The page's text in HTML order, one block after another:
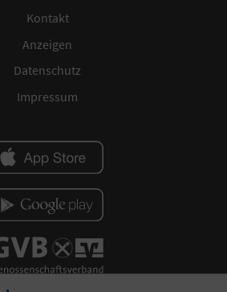
Kontakt
Anzeigen
Datenschutz
Impressum